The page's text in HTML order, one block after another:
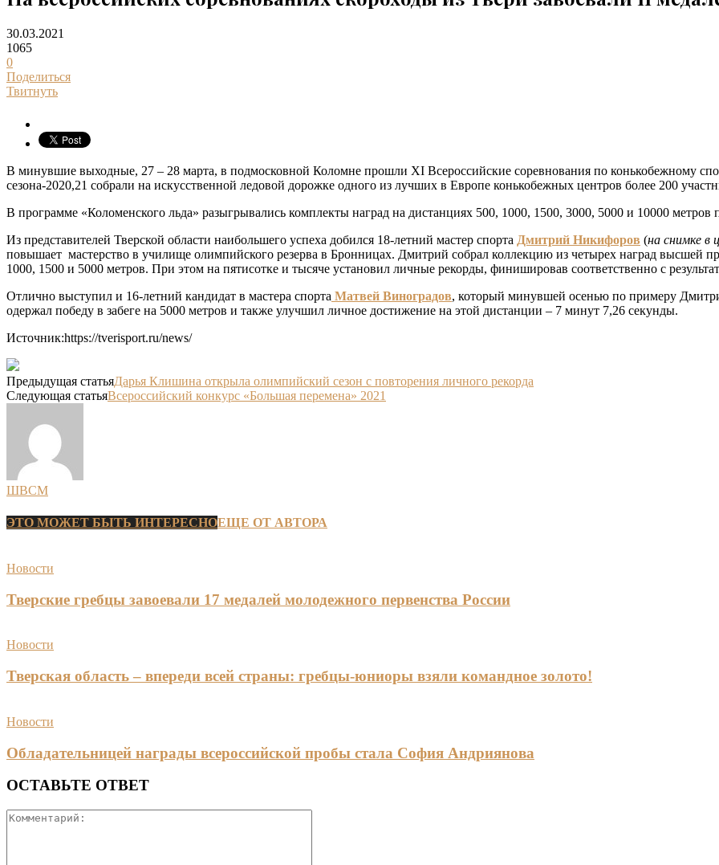
30.03.2021
1065
0
Поделиться
Твитнуть
В минувшие выходные, 27 – 28 марта, в подмосковной Коломне прошли XI Всероссийские соревнования по конькобежному
сезона-2020,21 собрали на искусственной ледовой дорожке одного из лучших в Европе конькобежных центров более 200
В программе «Коломенского льда» разыгрывались комплекты наград на дистанциях 500, 1000, 1500, 3000, 5000 и 10000 метров
Из представителей Тверской области наибольшего успеха добился 18-летний мастер спорта Дмитрий Никифоров (на снимке в
повышает мастерство в училище олимпийского резерва в Бронницах. Дмитрий собрал коллекцию из четырех наград высшей
1000, 1500 и 5000 метров. При этом на пятисотке и тысяче установил личные рекорды, финишировав соответственно с
Отлично выступил и 16-летний кандидат в мастера спорта Матвей Виноградов, который минувшей осенью по примеру
одержал победу в забеге на 5000 метров и также улучшил личное достижение на этой дистанции – 7 минут 7,26 секунды.
Источник:https://tverisport.ru/news/
Предыдущая статьяДарья Клишина открыла олимпийский сезон с повторения личного рекорда
Следующая статьяВсероссийский конкурс «Большая перемена» 2021
ШВСМ
ЭТО МОЖЕТ БЫТЬ ИНТЕРЕСНОЕЩЕ ОТ АВТОРА
Новости
Тверские гребцы завоевали 17 медалей молодежного первенства России
Новости
Тверская область – впереди всей страны: гребцы-юниоры взяли командное золото!
Новости
Обладательницей награды всероссийской пробы стала София Андриянова
ОСТАВЬТЕ ОТВЕТ